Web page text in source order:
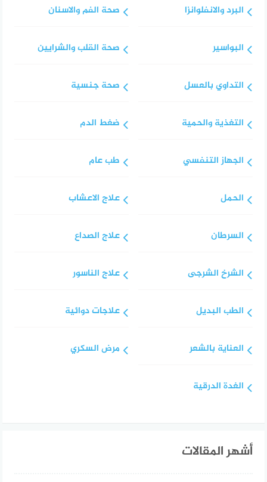
البرد والانفلوانزا
البواسير
التداوي بالعسل
التغذية والحمية
الجهاز التنفسي
الحمل
السرطان
الشرخ الشرجى
الطب البديل
العناية بالشعر
الغدة الدرقية
صحة الفم والاسنان
صحة القلب والشرايين
صحة جنسية
ضغط الدم
طب عام
علاج الاعشاب
علاج الصداع
علاج الناسور
علاجات دوائية
مرض السكري
أشهر المقالات